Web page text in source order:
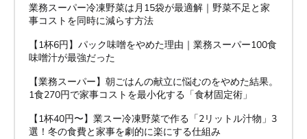
業務スーパー冷凍野菜は月15袋が最適解｜野菜不足と家
事コストを同時に減らす方法
【1杯6円】パック味噌をやめた理由｜業務スーパー100食
味噌汁が最強だった
【業務スーパー】朝ごはんの献立に悩むのをやめた結果。
1食270円で家事コストを最小化する「食材固定術」
【1杯40円〜】業スー冷凍野菜で作る「2リットル汁物」3
選！冬の食費と家事を劇的に楽にする仕組み